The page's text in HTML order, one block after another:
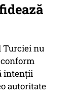
Turciei nu
intenții
autoritate